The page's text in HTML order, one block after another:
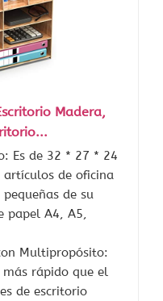
Madera,
Es de 32 * 27 * 24
de oficina
de su
papel A4, A5,
Multipropósito:
rápido que el
de escritorio